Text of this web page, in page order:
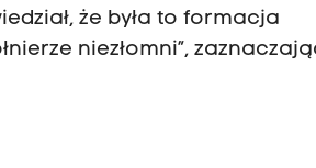
że była to formacja
niezłomni”,